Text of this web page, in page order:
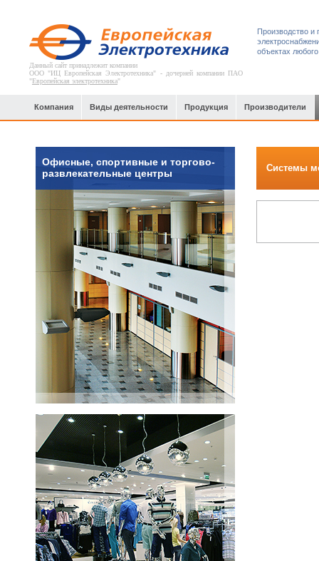
Данный сайт принадлежит компании
ООО "ИЦ Европейская Электротехника" - дочерней компании ПАО
"Европейская электротехника"
Производство и
объектах
Компания Виды деятельности Продукция Производители
Офисные, спортивные и торгово-
развлекательные центры
Системы